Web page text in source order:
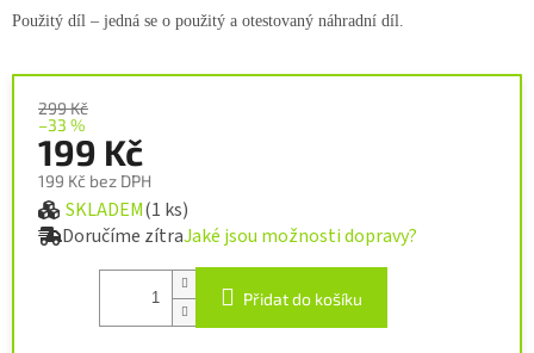
299 Kč
–33 %
199 Kč
199 Kč bez DPH
Měrná cena:
SKLADEM(1 ks)
Doručíme zítraJaké jsou možnosti dopravy?
Přidat do košíku
Použitý díl – jedná se o použitý a otestovaný náhradní díl.